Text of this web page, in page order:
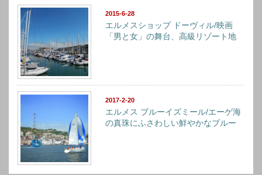
2015-6-28
エルメスショップ ドーヴィル/映画
「男と女」の舞台、高級リゾート地
2017-2-20
エルメス ブルーイズミール/エーゲ海
の真珠にふさわしい鮮やかなブルー